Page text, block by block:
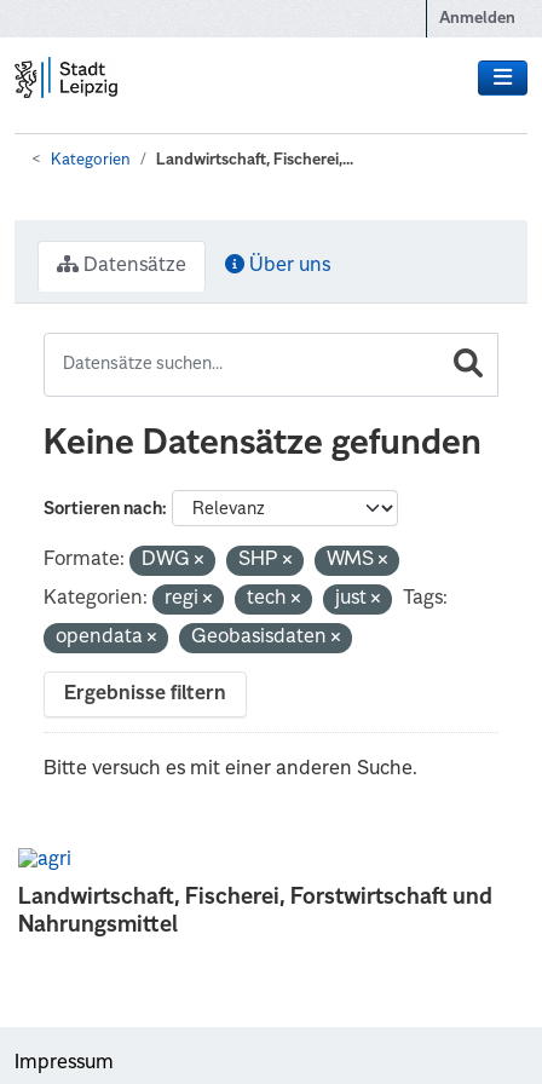
Anmelden
Kategorien Landwirtschaft, Fischerei,...
Landwirtschaft, Fischerei, Forstwirtschaft und
Nahrungsmittel
Datensätze Über uns
Keine Datensätze gefunden
Sortieren nach
Formate: DWG SHP
WMS
Kategorien:
regi tech just
Tags:
opendata
Geobasisdaten
Ergebnisse filtern
Bitte versuch es mit einer anderen Suche.
Impressum